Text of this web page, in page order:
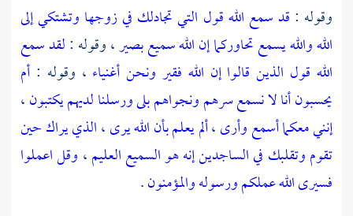
وقوله : قد سمع الله قول التي تجادلك في زوجها وتشتكي إلى
الله والله يسمع تحاوركما إن الله سميع بصير، وقوله :لقد سمع
الله قول الذين قالوا إن الله فقير ونحن أغنياء ، وقوله : أم
يحسبون أنا لا نسمع سرهم ونجواهم بلى ورسلنا لديهم يكتبون،
إنني معكما أسمع وأرى،ألم يعلم بأن الله يرى،الذي يراك حين
تقوم وتقلبك في الساجدين إنه هو السميع العليم، وقل اعملوا
فسيرى الله عملكم ورسوله والمؤمنون.